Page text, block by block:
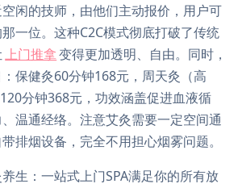
闲的技师，由他们主动报价，用户可
一位。这种C2C模式彻底打破了传统
上门推拿变得更加透明、自由。同时，
保健灸60分钟168元，周天灸（高
分钟368元，功效涵盖促进血液循
温通经络。注意艾灸需要一定空间通
排烟设备，完全不用担心烟雾问题。
生：一站式上门SPA满足你的所有放